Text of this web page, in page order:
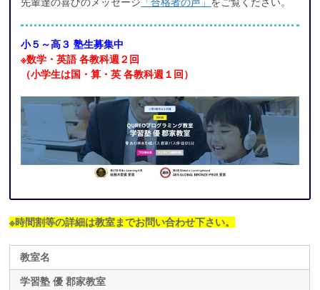
小５～高３ 塾生募集中
※数学・英語 各教科週２回
（小学生は国・算・英 各教科週１回）
※時間割等の詳細は教室までお問い合わせ下さい。
教室名
学習塾 優 郡家教室